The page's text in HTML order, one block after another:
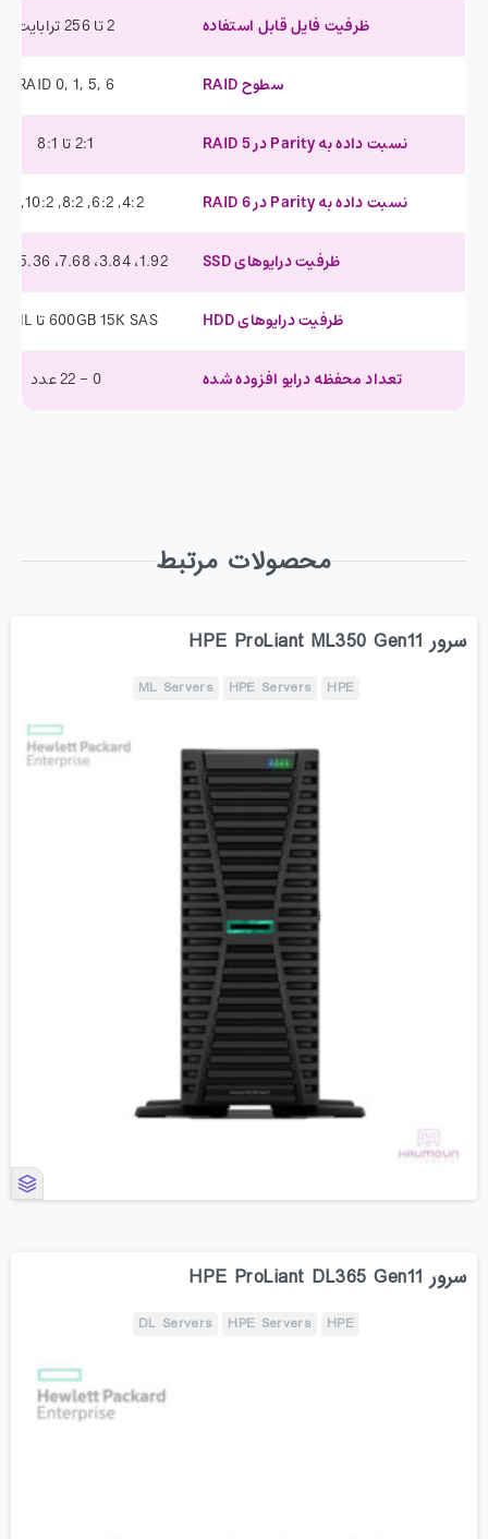
ظرفیت فایل قابل استفاده 2 تا 256 ترابایت
سطوح RAID RAID 0, 1, 5, 6
نسبت داده به Parity در RAID 5 2:1 تا 8:1
نسبت داده به Parity در RAID 6 4:2, 6:2, 8:2, 10:2, 14:2
ظرفیت درایوهای SSD 1.92، 3.84، 7.68، 15.36 ترابایت
ظرفیت درایوهای HDD 600GB 15K SAS تا 14TB NL
تعداد محفظه‌ درایو افزوده شده 0 – 22 عدد
محصولات مرتبط
سرور HPE ProLiant ML350 Gen11
HPE
HPE Servers
ML Servers
سرور HPE ProLiant DL365 Gen11
HPE
HPE Servers
DL Servers